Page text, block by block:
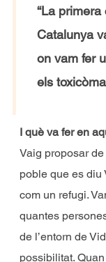
“La
Catalunya
on vam fer
els
I què va fer en
Vaig proposar
poble que es diu
com un refugi.
quantes
de l’entorn de
possibilitat.